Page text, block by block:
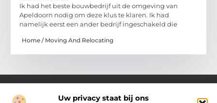
Uw privacy staat bij ons
Ik had het beste bouwbedrijf uit de omgeving van
Apeldoorn nodig om deze klus te klaren. Ik had
namelijk eerst een ander bedrijf ingeschakeld die
Home / Moving And Relocating